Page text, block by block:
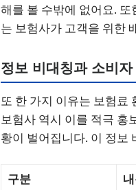
해를 볼 수밖에 없어요.
는 보험사가 고객을 위한
정보 비대칭과 소비
또 한 가지 이유는 보험료
보험사 역시 이를 적극 홍
황이 벌어집니다. 이 정보
구분